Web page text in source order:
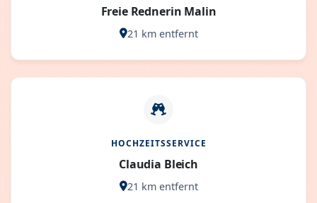
Freie Rednerin Malin
21 km entfernt
HOCHZEITSSERVICE
Claudia Bleich
21 km entfernt